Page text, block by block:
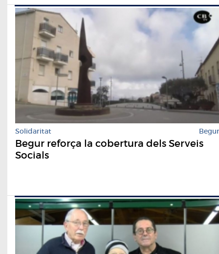
Solidaritat Begur
Begur reforça la cobertura dels Serveis
Socials